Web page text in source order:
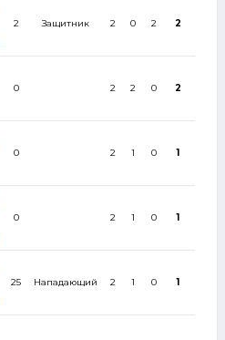
2 Защитник 2 0 2 2
0 2 2 0 2
0 2 1 0 1
0 2 1 0 1
25 Нападающий 2 1 0 1